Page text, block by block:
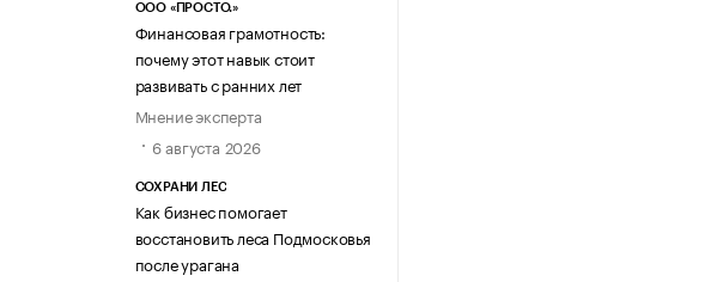
ООО «ПРОСТО.»
Финансовая грамотность:
почему этот навык стоит
развивать с ранних лет
Мнение эксперта
6 августа 2026
СОХРАНИ ЛЕС
Как бизнес помогает
восстановить леса Подмосковья
после урагана